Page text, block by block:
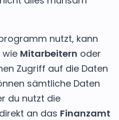
nutzt, kann
wie Mitarbeitern oder
Zugriff auf die Daten
sämtliche Daten
du nutzt die
an das Finanzamt